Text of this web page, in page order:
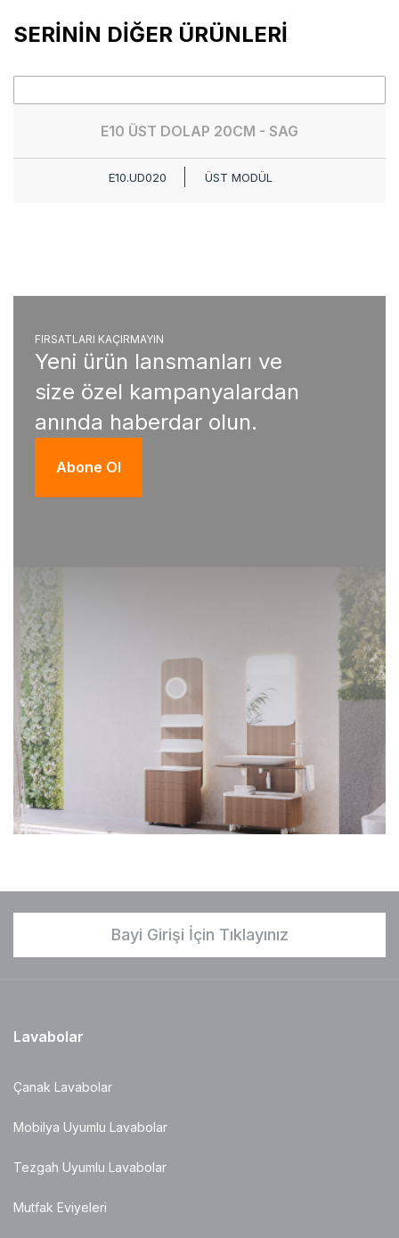
SERİNİN DİĞER ÜRÜNLERİ
E10 ÜST DOLAP 20CM - SAG
E10.UD020 ÜST MODÜL
FIRSATLARI KAÇIRMAYIN
Yeni ürün lansmanları ve
size özel kampanyalardan
anında haberdar olun.
Abone Ol
Bayi Girişi İçin Tıklayınız
Lavabolar
Çanak Lavabolar
Mobilya Uyumlu Lavabolar
Tezgah Uyumlu Lavabolar
Mutfak Eviyeleri